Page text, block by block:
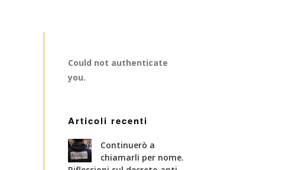
Could not authenticate
you.
Articoli recenti
Continuerò a
chiamarli per nome.